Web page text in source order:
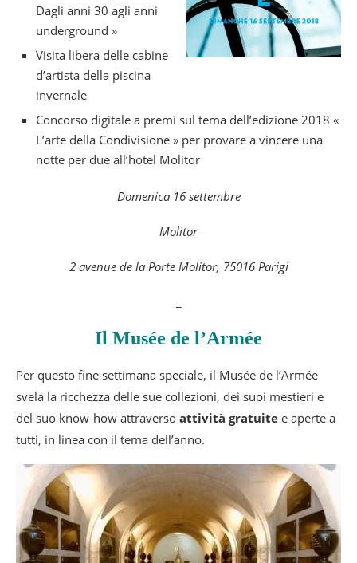
Dagli anni 30 agli anni
underground »
Visita libera delle cabine
d’artista della piscina
invernale
Concorso digitale a premi sul tema dell’edizione 2018 «
L’arte della Condivisione » per provare a vincere una
notte per due all’hotel Molitor
Domenica 16 settembre
Molitor
2 avenue de la Porte Molitor, 75016 Parigi
Il Musée de l’Armée
Per questo fine settimana speciale, il Musée de l’Armée
svela la ricchezza delle sue collezioni, dei suoi mestieri e
del suo know-how attraverso attività gratuite e aperte a
tutti, in linea con il tema dell’anno.